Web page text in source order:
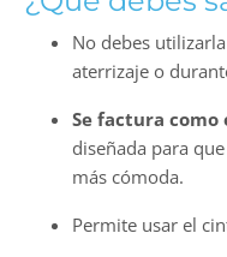
Tiene espacio
es de 20 litros.
Un consejo
aquellos que